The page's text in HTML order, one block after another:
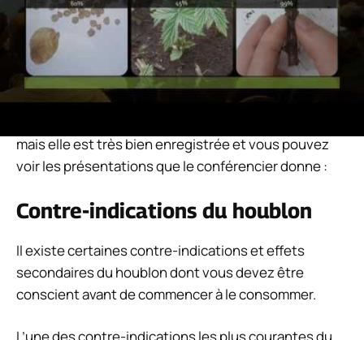
Le houblon peut être planté de 3 façons. Avec les
graines, directement sur le sol préparé, avec des
boutures ou avec des rhizomes.
Cette vidéo donne beaucoup d’informations
mais elle est très bien enregistrée et vous pouvez
voir les présentations que le conférencier donne :
Contre-indications du houblon
Il existe certaines contre-indications et effets
secondaires du houblon dont vous devez être
conscient avant de commencer à le consommer.